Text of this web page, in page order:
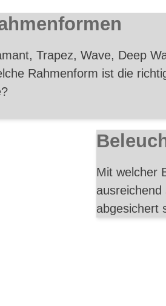
Trapez, Wave, Deep
Rahmenform ist die
Mit welcher
ausreichend
abgesichert